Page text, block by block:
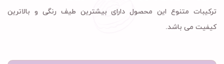
ترکیبات متنوع این محصول دارای بیشترین طیف رنگی و بالاترین
کیفیت می باشد.